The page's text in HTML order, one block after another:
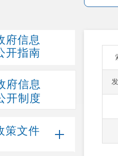
府信息
开指南
府信息
开制度
策文件